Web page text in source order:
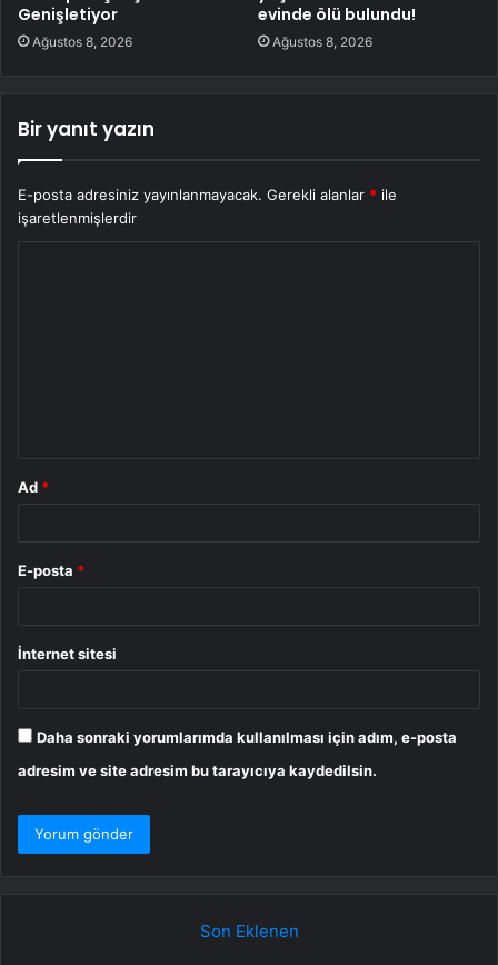
Genişletiyor
Ağustos 8, 2026
evinde ölü bulundu!
Ağustos 8, 2026
Bir yanıt yazın
E-posta adresiniz yayınlanmayacak. Gerekli alanlar * ile
işaretlenmişlerdir
Ad *
E-posta *
İnternet sitesi
Daha sonraki yorumlarımda kullanılması için adım, e-posta
adresim ve site adresim bu tarayıcıya kaydedilsin.
Son Eklenen